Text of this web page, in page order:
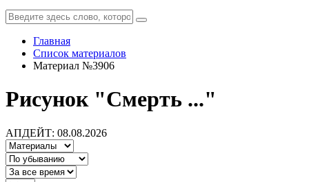
Главная
Список материалов
Материал №3906
Рисунок "Смерть ..."
АПДЕЙТ: 08.08.2026